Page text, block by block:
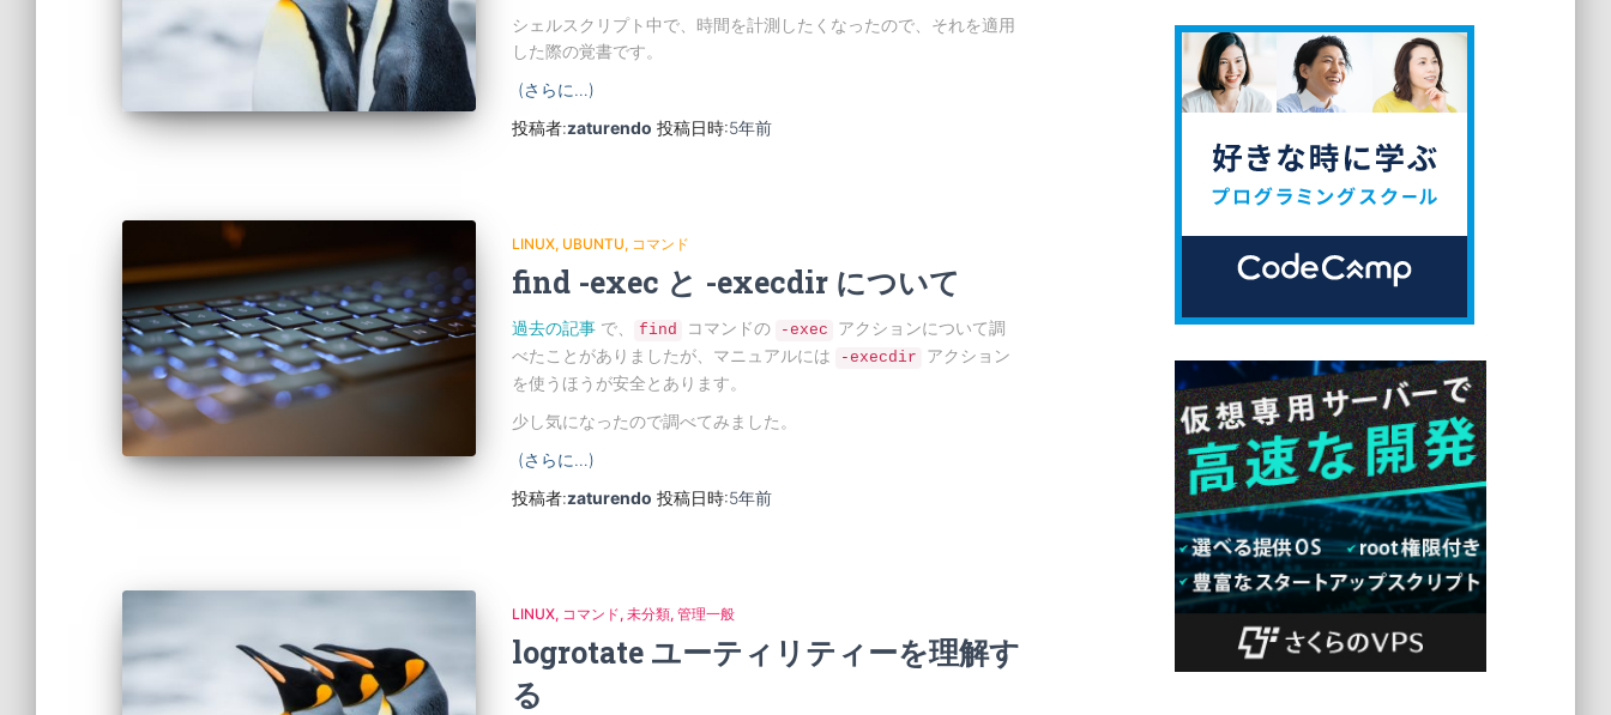
シェルスクリプト中で、時間を計測したくなったので、それを適用
した際の覚書です。
(さらに…)
投稿者:zaturendo 投稿日時:5年前
LINUX UBUNTU コマンド
find -exec と -execdir について
過去の記事 で、 find コマンドの -exec
アクションについて調
べたことがありましたが、マニュアルには
-execdir
アクション
を使うほうが安全とあります。
少し気になったので調べてみました。
(さらに…)
投稿者:zaturendo 投稿日時:5年前
LINUX コマンド 未分類 管理一般
logrotate ユーティリティーを理解す
る